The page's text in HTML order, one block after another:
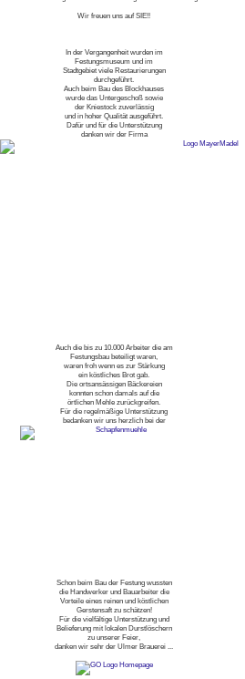
Wir freuen uns auf SIE!!
In der Vergangenheit wurden im
Festungsmuseum und im
Stadtgebiet viele Restaurierungen
durchgeführt.
Auch beim Bau des Blockhauses
wurde das Untergeschoß sowie
der Kniestock zuverlässig
und in hoher Qualität ausgeführt.
Dafür und für die Unterstützung
danken wir der Firma
Auch die bis zu 10.000 Arbeiter die am
Festungsbau beteiligt waren,
waren froh wenn es zur Stärkung
ein köstliches Brot gab.
Die ortsansässigen Bäckereien
konnten schon damals auf die
örtlichen Mehle zurückgreifen.
Für die regelmäßige Unterstützung
bedanken wir uns herzlich bei der
Schon beim Bau der Festung wussten
die Handwerker und Bauarbeiter die
Vorteile eines reinen und köstlichen
Gerstensaft zu schätzen!
Für die vielfältige Unterstützung und
Belieferung mit lokalen Durstlöschern
zu unserer Feier,
danken wir sehr der Ulmer Brauerei ...